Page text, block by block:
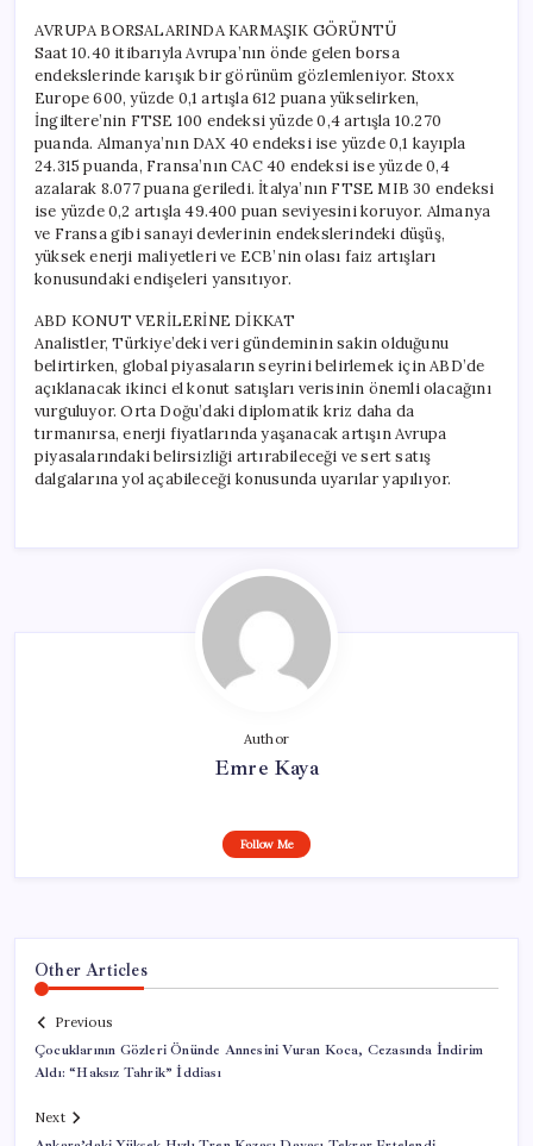
AVRUPA BORSALARINDA KARMAŞIK GÖRÜNTÜ
Saat 10.40 itibarıyla Avrupa’nın önde gelen borsa
endekslerinde karışık bir görünüm gözlemleniyor. Stoxx
Europe 600, yüzde 0,1 artışla 612 puana yükselirken,
İngiltere’nin FTSE 100 endeksi yüzde 0,4 artışla 10.270
puanda. Almanya’nın DAX 40 endeksi ise yüzde 0,1 kayıpla
24.315 puanda, Fransa’nın CAC 40 endeksi ise yüzde 0,4
azalarak 8.077 puana geriledi. İtalya’nın FTSE MIB 30 endeksi
ise yüzde 0,2 artışla 49.400 puan seviyesini koruyor. Almanya
ve Fransa gibi sanayi devlerinin endekslerindeki düşüş,
yüksek enerji maliyetleri ve ECB’nin olası faiz artışları
konusundaki endişeleri yansıtıyor.
ABD KONUT VERİLERİNE DİKKAT
Analistler, Türkiye’deki veri gündeminin sakin olduğunu
belirtirken, global piyasaların seyrini belirlemek için ABD’de
açıklanacak ikinci el konut satışları verisinin önemli olacağını
vurguluyor. Orta Doğu’daki diplomatik kriz daha da
tırmanırsa, enerji fiyatlarında yaşanacak artışın Avrupa
piyasalarındaki belirsizliği artırabileceği ve sert satış
dalgalarına yol açabileceği konusunda uyarılar yapılıyor.
Author
Emre Kaya
Follow Me
Other Articles
Previous
Çocuklarının Gözleri Önünde Annesini Vuran Koca, Cezasında İndirim
Aldı: “Haksız Tahrik” İddiası
Next